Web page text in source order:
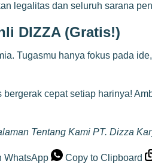
legalitas dan seluruh sarana
DIZZA (Gratis!)
Tugasmu hanya fokus pada
bergerak cepat setiap harinya!
Tentang Kami PT. Dizza
WhatsApp Copy to Clipboard